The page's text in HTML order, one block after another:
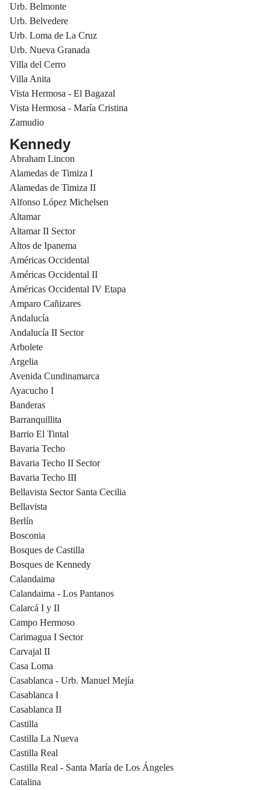
Urb. Belmonte
Urb. Belvedere
Urb. Loma de La Cruz
Urb. Nueva Granada
Villa del Cerro
Villa Anita
Vista Hermosa - El Bagazal
Vista Hermosa - María Cristina
Zamudio
Kennedy
Abraham Lincon
Alamedas de Timiza I
Alamedas de Timiza II
Alfonso López Michelsen
Altamar
Altamar II Sector
Altos de Ipanema
Américas Occidental
Américas Occidental II
Américas Occidental IV Etapa
Amparo Cañizares
Andalucía
Andalucía II Sector
Arbolete
Argelia
Avenida Cundinamarca
Ayacucho I
Banderas
Barranquillita
Barrio El Tintal
Bavaria Techo
Bavaria Techo II Sector
Bavaria Techo III
Bellavista Sector Santa Cecilia
Bellavista
Berlín
Bosconia
Bosques de Castilla
Bosques de Kennedy
Calandaima
Calandaima - Los Pantanos
Calarcá I y II
Campo Hermoso
Carimagua I Sector
Carvajal II
Casa Loma
Casablanca - Urb. Manuel Mejía
Casablanca I
Casablanca II
Castilla
Castilla La Nueva
Castilla Real
Castilla Real - Santa María de Los Ángeles
Catalina